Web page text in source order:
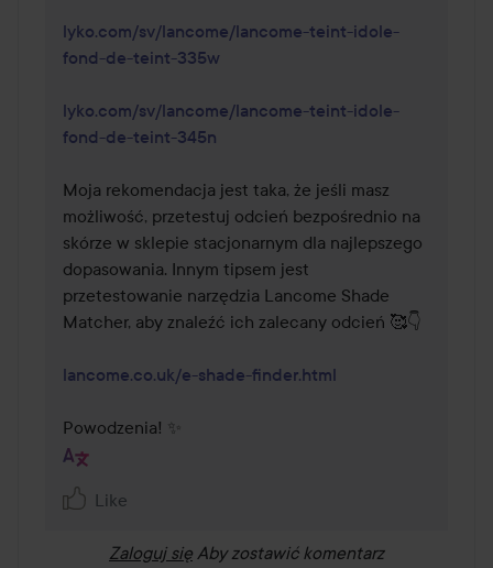
lyko.com/sv/lancome/lancome-teint-idole-
fond-de-teint-335w
lyko.com/sv/lancome/lancome-teint-idole-
fond-de-teint-345n
Moja rekomendacja jest taka, że jeśli masz
możliwość, przetestuj odcień bezpośrednio na
skórze w sklepie stacjonarnym dla najlepszego
dopasowania. Innym tipsem jest
przetestowanie narzędzia Lancome Shade
Matcher, aby znaleźć ich zalecany odcień 🥰👇
lancome.co.uk/e-shade-finder.html
Powodzenia! ✨
Like
Zaloguj się Aby zostawić komentarz